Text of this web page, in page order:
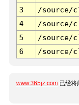
3 /source/
4
/source/
5
/source/
6
/source/
www.365jz.com 已经将